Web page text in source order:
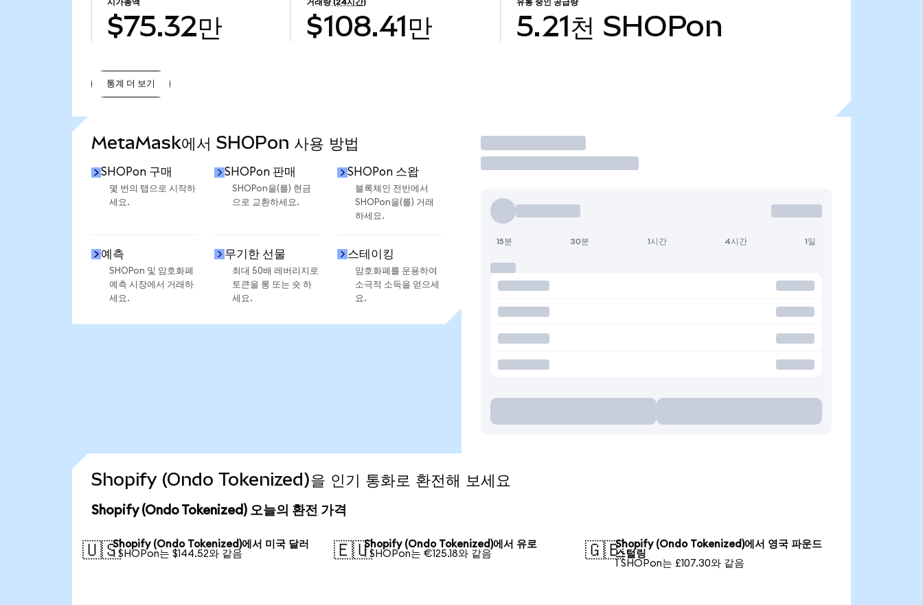
시가총액
$75.32만
거래량 (24시간)
$108.41만
유통 중인 공급량
5.21천 SHOPon
통계 더 보기
MetaMask에서 SHOPon 사용 방법
SHOPon 구매
몇 번의 탭으로 시작하
세요.
SHOPon 판매
SHOPon을(를) 현금
으로 교환하세요.
SHOPon 스왑
블록체인 전반에서
SHOPon을(를) 거래
하세요.
예측
SHOPon 및 암호화폐
예측 시장에서 거래하
세요.
무기한 선물
최대 50배 레버리지로
토큰을 롱 또는 숏 하
세요.
스테이킹
암호화폐를 운용하여
소극적 소득을 얻으세
요.
거래
15분 30분 1시간 4시간 1일
Shopify (Ondo Tokenized)을 인기 통화로 환전해 보세요
Shopify (Ondo Tokenized) 오늘의 환전 가격
🇺🇸Shopify (Ondo Tokenized)에서 미국 달러
1 SHOPon는 $144.52와 같음
🇪🇺Shopify (Ondo Tokenized)에서 유로
1 SHOPon는 €125.18와 같음
🇬🇧Shopify (Ondo Tokenized)에서 영국 파운드
스털링
1 SHOPon는 £107.30와 같음